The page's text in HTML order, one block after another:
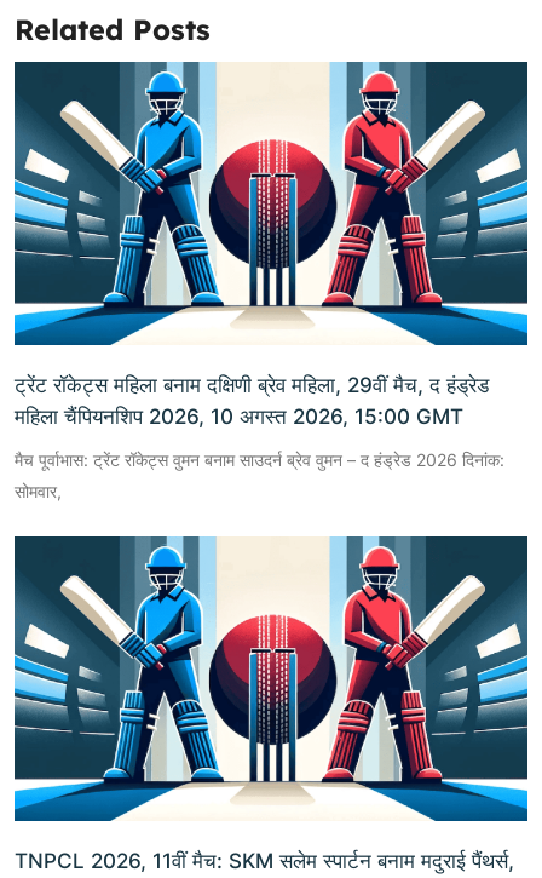
Related Posts
ट्रेंट रॉकेट्स महिला बनाम दक्षिणी ब्रेव महिला, 29वीं मैच, द हंड्रेड
महिला चैंपियनशिप 2026, 10 अगस्त 2026, 15:00 GMT
मैच पूर्वाभास: ट्रेंट रॉकेट्स वुमन बनाम साउदर्न ब्रेव वुमन – द हंड्रेड 2026 दिनांक:
सोमवार,
TNPCL 2026, 11वीं मैच: SKM सलेम स्पार्टन बनाम मदुराई पैंथर्स,